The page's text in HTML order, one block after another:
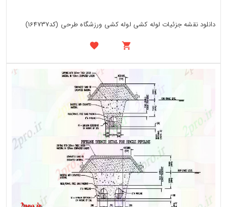
دانلود نقشه جزئیات لوله کشی لوله کشی ورزشگاه طرحی (کد164737)